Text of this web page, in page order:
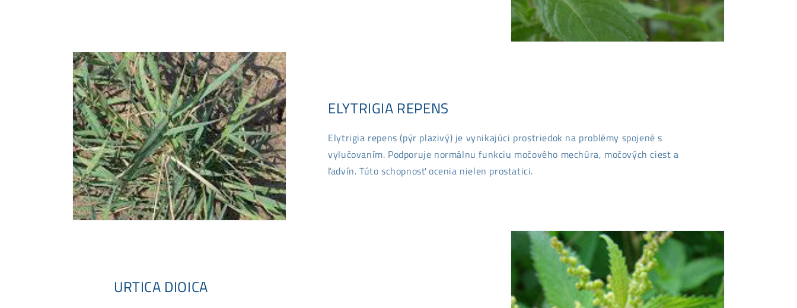
ELYTRIGIA REPENS
Elytrigia repens (pýr plazivý) je vynikajúci prostriedok na problémy spojené s
vylučovaním. Podporuje normálnu funkciu močového mechúra, močových ciest a
ľadvín. Túto schopnosť ocenia nielen prostatici.
URTICA DIOICA